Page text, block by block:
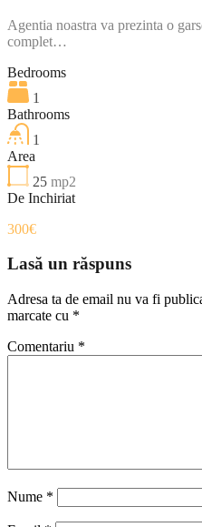
Agentia noastra va prezinta o
complet…
Bedrooms
1
Bathrooms
1
Area
25 mp2
De Inchiriat
300€
Lasă un răspuns
Adresa ta de email nu va fi
marcate cu *
Comentariu *
Nume *